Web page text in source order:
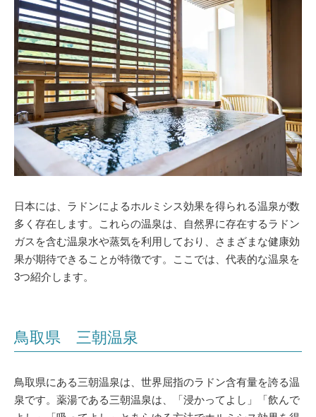
日本には、ラドンによるホルミシス効果を得られる温泉が数
多く存在します。これらの温泉は、自然界に存在するラドン
ガスを含む温泉水や蒸気を利用しており、さまざまな健康効
果が期待できることが特徴です。ここでは、代表的な温泉を
3つ紹介します。
鳥取県 三朝温泉
鳥取県にある三朝温泉は、世界屈指のラドン含有量を誇る温
泉です。薬湯である三朝温泉は、「浸かってよし」「飲んで